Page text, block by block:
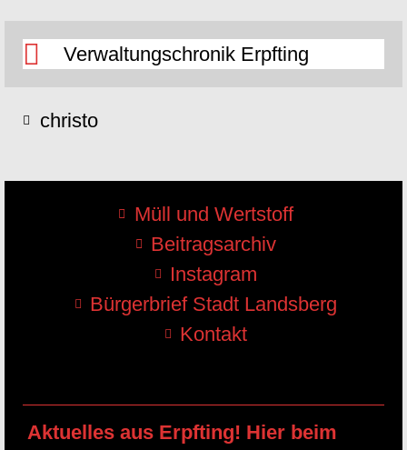
Verwaltungschronik Erpfting
christo
Müll und Wertstoff
Beitragsarchiv
Instagram
Bürgerbrief Stadt Landsberg
Kontakt
Aktuelles aus Erpfting! Hier beim